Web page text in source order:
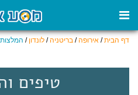
דף הבית/ אירופה/ בריטניה/ לונדון / המלצות
טיפים